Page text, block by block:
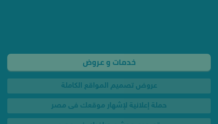
تصميم موشن جرافيك في مصر
تسويق الكترونى وسيو فى مصر
اعلان فيس بوك وجوجل بـ 350 جنيه
تصميم لوجو شعار احترافي فى مصر